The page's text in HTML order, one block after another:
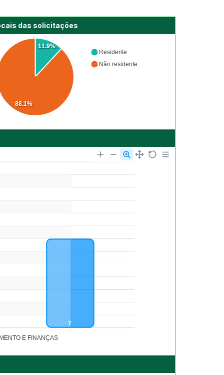
das solicitações
11.9%
88.1%
Residente
Não residente
7
E FINANÇAS